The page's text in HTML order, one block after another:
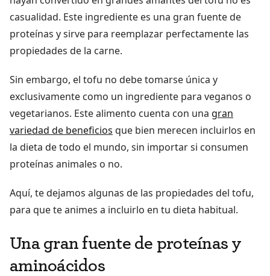
casualidad. Este ingrediente es una gran fuente de
proteínas y sirve para reemplazar perfectamente las
propiedades de la carne.
Sin embargo, el tofu no debe tomarse única y
exclusivamente como un ingrediente para veganos o
vegetarianos. Este alimento cuenta con una gran
variedad de beneficios que bien merecen incluirlos en
la dieta de todo el mundo, sin importar si consumen
proteínas animales o no.
Aquí, te dejamos algunas de las propiedades del tofu,
para que te animes a incluirlo en tu dieta habitual.
Una gran fuente de proteínas y
aminoácidos